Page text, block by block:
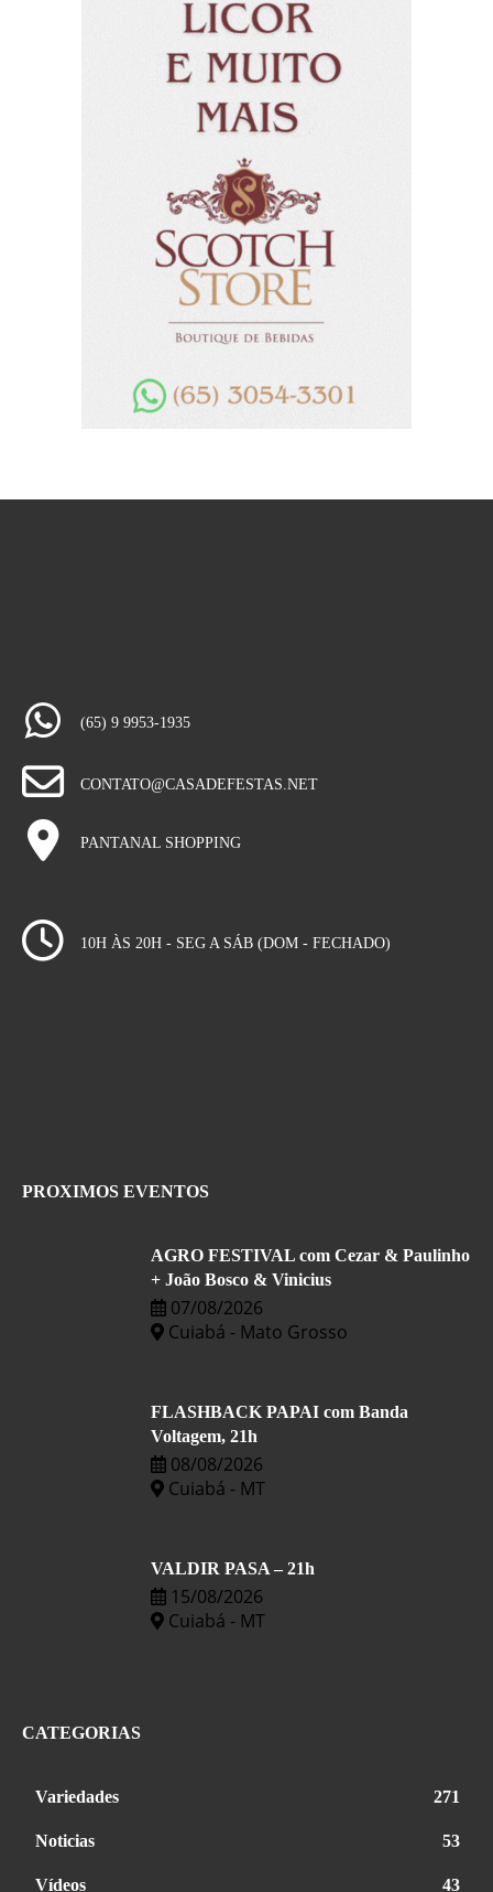
(65) 9 9953-1935
CONTATO@CASADEFESTAS.NET
PANTANAL SHOPPING
10H ÀS 20H - SEG A SÁB (DOM - FECHADO)
PROXIMOS EVENTOS
AGRO FESTIVAL com Cezar & Paulinho
+ João Bosco & Vinicius
07/08/2026
Cuiabá - Mato Grosso
FLASHBACK PAPAI com Banda
Voltagem, 21h
08/08/2026
Cuiabá - MT
VALDIR PASA – 21h
15/08/2026
Cuiabá - MT
CATEGORIAS
Variedades 271
Noticias 53
Vídeos 43